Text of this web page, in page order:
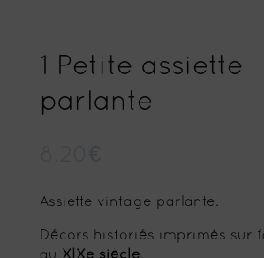
1 Petite assiette
parlante
Assiette vintage parlante.
Décors historiés imprimés sur
au XIXe siècle.